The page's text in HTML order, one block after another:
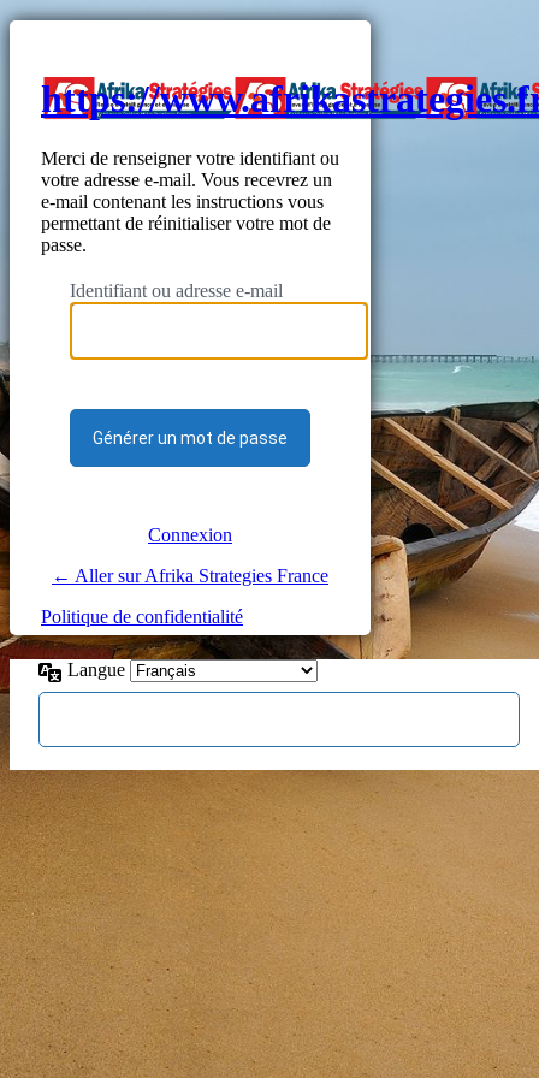
https://
Merci de renseigner votre identifiant ou
votre adresse e-mail. Vous recevrez un
e-mail contenant les instructions vous
permettant de réinitialiser votre mot de
passe.
Identifiant ou adresse e-mail
Connexion
← Aller sur Afrika Strategies France
Politique de confidentialité
Langue